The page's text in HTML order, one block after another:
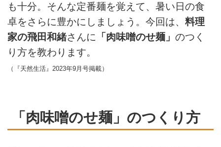
も十分。そんな定番麺を覚えて、暑い日の食
卓をさらに豊かにしましょう。今回は、 料理
家の飛田和緒さんに 「肉味噌のせ麺」 のつく
り方を教わります。
（『天然生活』2023年9月号掲載）
「肉味噌のせ麺」のつくり方